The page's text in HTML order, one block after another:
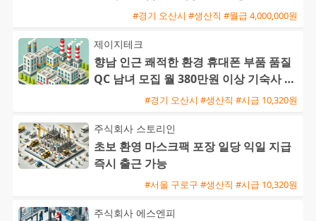
#경기 오산시 #생산직 #월급 4,000,000원
제이지테크
향남 인근 쾌적한 환경 휴대폰 부품 품질
QC 남녀 모집 월 380만원 이상 기숙사 제
#경기 오산시 #생산직 #시급 10,320원
주식회사 스토리인
초보 환영 마스크팩 포장 일당 익일 지급
즉시 출근 가능
#서울 구로구 #생산직 #시급 10,320원
주식회사 에스엔피